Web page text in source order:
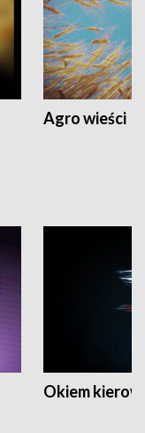
Agro wieści
Okiem